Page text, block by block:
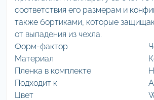
соответствия его размерам и
также бортиками, которые
от выпадения из чехла.
Форм-фактор
Материал
Пленка в комплекте
Подходит к
Цвет